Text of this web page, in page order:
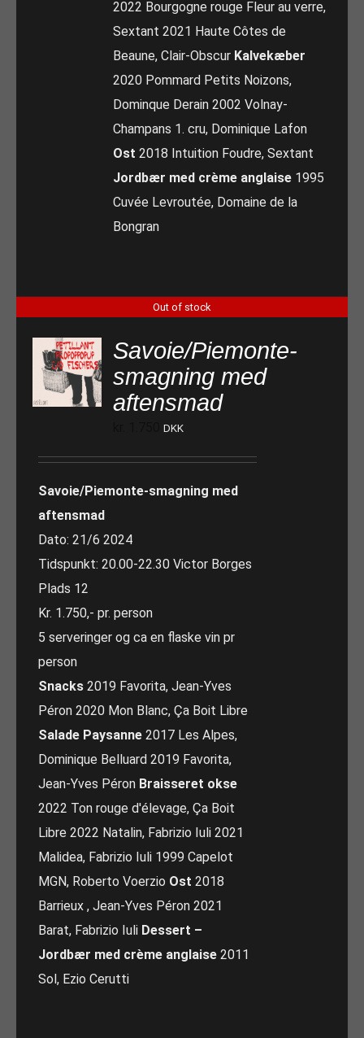
2022 Bourgogne rouge Fleur au verre,
Sextant 2021 Haute Côtes de
Beaune, Clair-Obscur Kalvekæber
2020 Pommard Petits Noizons,
Dominque Derain 2002 Volnay-
Champans 1. cru, Dominique Lafon
Ost 2018 Intuition Foudre, Sextant
Jordbær med crème anglaise 1995
Cuvée Levroutée, Domaine de la
Bongran
Out of stock
Savoie/Piemonte-
smagning med
aftensmad
DKK
Savoie/Piemonte-smagning med
aftensmad
Dato: 21/6 2024
Tidspunkt: 20.00-22.30 Victor Borges
Plads 12
Kr. 1.750,- pr. person
5 serveringer og ca en flaske vin pr
person
Snacks 2019 Favorita, Jean-Yves
Péron 2020 Mon Blanc, Ça Boit Libre
Salade Paysanne 2017 Les Alpes,
Dominique Belluard 2019 Favorita,
Jean-Yves Péron Braisseret okse
2022 Ton rouge d'élevage, Ça Boit
Libre 2022 Natalin, Fabrizio Iuli 2021
Malidea, Fabrizio Iuli 1999 Capelot
MGN, Roberto Voerzio Ost 2018
Barrieux , Jean-Yves Péron 2021
Barat, Fabrizio Iuli Dessert –
Jordbær med crème anglaise 2011
Sol, Ezio Cerutti